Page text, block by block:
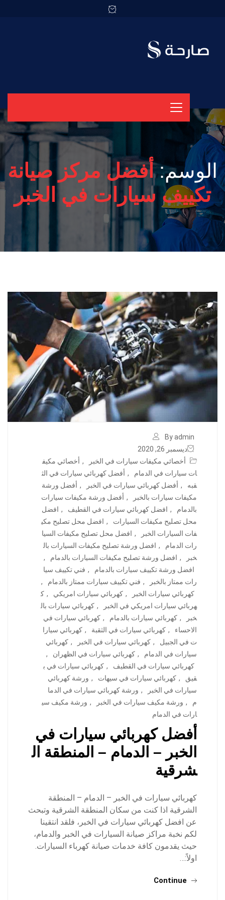
الوسم:أفضل مركز صيانة
تكييف سيارات في الخبر
By admin
ديسمبر 26, 2020
أخصائي مكيفات سيارات في الخبر
, أخصائي مكيف
ات سيارات في الدمام
, أفضل كهربائي سيارات في الث
قبه
, أفضل كهربائي سيارات في الخبر , أفضل ورشة
مكيفات سيارات بالخبر
, أفضل ورشة مكيفات سيارات
بالدمام
, افضل كهربائي سيارات في القطيف , افضل
محل تصليح مكيفات السيارات
, افضل محل تصليح مكي
فات السيارات الخبر
, افضل محل تصليح مكيفات السيا
رات الدمام
, افضل ورشة تصليح مكيفات السيارات بال
خبر
, افضل ورشة تصليح مكيفات السيارات بالدمام
,
افضل ورشة تكييف سيارات بالدمام
, فني تكييف سيا
رات ممتاز بالخبر
, فني تكييف سيارات ممتاز بالدمام
,
كهربائي سيارات الخبر
, كهربائي سيارات امريكي , ك
هربائي سيارات امريكي في الخبر
, كهربائي سيارات بال
خبر
, كهربائي سيارات بالدمام , كهربائي سيارات في
الاحساء
, كهربائي سيارات في الثقبة , كهربائي سيارا
ت في الجبيل
, كهربائي سيارات في الخبر , كهربائي
سيارات في الدمام
, كهربائي سيارات في الظهران
,
كهربائي سيارات في القطيف
, كهربائي سيارات في ب
قيق
, كهربائي سيارات في سيهات , ورشة كهربائي
سيارات في الخبر
, ورشة كهربائي سيارات في الدما
م
, ورشة مكيف سيارات في الخبر , ورشة مكيف سي
ارات في الدمام
أفضل كهربائي سيارات في
الخبر – الدمام – المنطقة ال
شرقية
كهربائي سيارات في الخبر – الدمام – المنطقة
الشرقية اذا كنت من سكان المنطقة الشرقية وتبحث
عن افضل كهربائي سيارات في الخبر، فلقد انتقينا
لكم نخبة مراكز صيانة السيارات في الخبر والدمام،
حيث يقدمون كافة خدمات صيانة كهرباء السيارات.
اولاً:…
Continue